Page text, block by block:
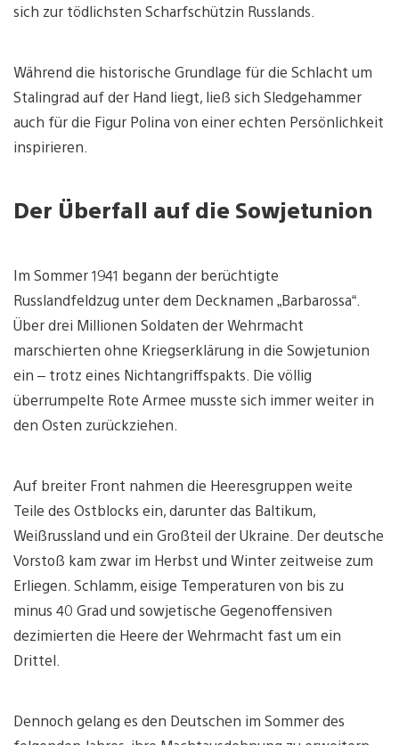
sich zur tödlichsten Scharfschützin Russlands.
Während die historische Grundlage für die Schlacht um
Stalingrad auf der Hand liegt, ließ sich Sledgehammer
auch für die Figur Polina von einer echten Persönlichkeit
inspirieren.
Der Überfall auf die Sowjetunion
Im Sommer 1941 begann der berüchtigte
Russlandfeldzug unter dem Decknamen „Barbarossa“.
Über drei Millionen Soldaten der Wehrmacht
marschierten ohne Kriegserklärung in die Sowjetunion
ein – trotz eines Nichtangriffspakts. Die völlig
überrumpelte Rote Armee musste sich immer weiter in
den Osten zurückziehen.
Auf breiter Front nahmen die Heeresgruppen weite
Teile des Ostblocks ein, darunter das Baltikum,
Weißrussland und ein Großteil der Ukraine. Der deutsche
Vorstoß kam zwar im Herbst und Winter zeitweise zum
Erliegen. Schlamm, eisige Temperaturen von bis zu
minus 40 Grad und sowjetische Gegenoffensiven
dezimierten die Heere der Wehrmacht fast um ein
Drittel.
Dennoch gelang es den Deutschen im Sommer des